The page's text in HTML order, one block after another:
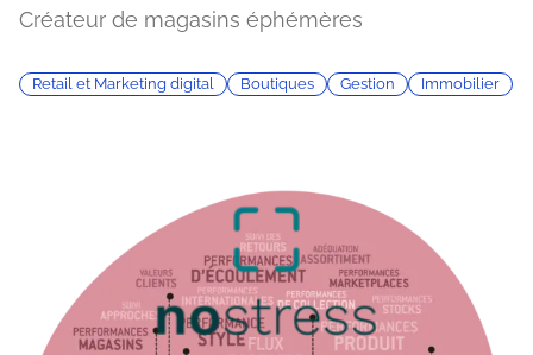
Créateur de magasins éphémères
Retail et Marketing digital Boutiques Gestion Immobilier